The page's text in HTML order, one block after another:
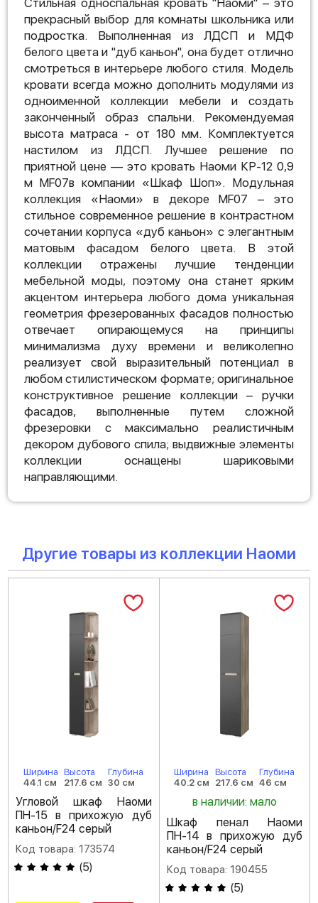
Стильная односпальная кровать "Наоми" – это
прекрасный выбор для комнаты школьника или
подростка. Выполненная из ЛДСП и МДФ
белого цвета и "дуб каньон", она будет отлично
смотреться в интерьере любого стиля. Модель
кровати всегда можно дополнить модулями из
одноименной коллекции мебели и создать
законченный образ спальни. Рекомендуемая
высота матраса - от 180 мм. Комплектуется
настилом из ЛДСП. Лучшее решение по
приятной цене — это кровать Наоми КР-12 0,9
м MF07в компании «Шкаф Шоп». Модульная
коллекция «Наоми» в декоре MF07 – это
стильное современное решение в контрастном
сочетании корпуса «дуб каньон» с элегантным
матовым фасадом белого цвета. В этой
коллекции отражены лучшие тенденции
мебельной моды, поэтому она станет ярким
акцентом интерьера любого дома уникальная
геометрия фрезерованных фасадов полностью
отвечает опирающемуся на принципы
минимализма духу времени и великолепно
реализует свой выразительный потенциал в
любом стилистическом формате; оригинальное
конструктивное решение коллекции – ручки
фасадов, выполненные путем сложной
фрезеровки с максимально реалистичным
декором дубового спила; выдвижные элементы
коллекции оснащены шариковыми
направляющими.
Другие товары из коллекции Наоми
Ширина
44.1 см
Высота
217.6 см
Глубина
30 см
Угловой шкаф Наоми
ПН-15 в прихожую дуб
каньон/F24 серый
Код товара: 173574
(5)
Ширина
40.2 см
Высота
217.6 см
Глубина
46 см
в наличии: мало
Шкаф пенал Наоми
ПН-14 в прихожую дуб
каньон/F24 серый
Код товара: 190455
(5)